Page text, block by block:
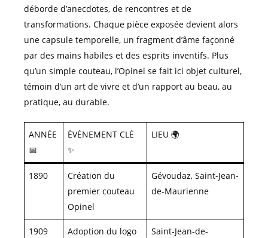
déborde d’anecdotes, de rencontres et de
transformations. Chaque pièce exposée devient alors
une capsule temporelle, un fragment d’âme façonné
par des mains habiles et des esprits inventifs. Plus
qu’un simple couteau, l’Opinel se fait ici objet culturel,
témoin d’un art de vivre et d’un rapport au beau, au
pratique, au durable.
ANNÉE
📅
ÉVÉNEMENT CLÉ
✨
LIEU 🌍
1890
Création du
premier couteau
Opinel
Gévoudaz, Saint-Jean-
de-Maurienne
1909
Adoption du logo
Saint-Jean-de-